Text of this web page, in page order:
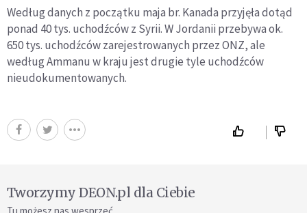
Według danych z początku maja br. Kanada przyjęła dotąd
ponad 40 tys. uchodźców z Syrii. W Jordanii przebywa ok.
650 tys. uchodźców zarejestrowanych przez ONZ, ale
według Ammanu w kraju jest drugie tyle uchodźców
nieudokumentowanych.
Tworzymy DEON.pl dla Ciebie